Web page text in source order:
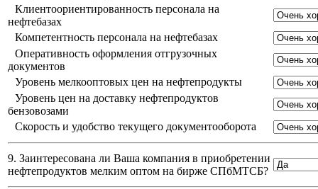
Клиентоориентированность персонала на
нефтебазах
Компетентность персонала на нефтебазах
Оперативность оформления отгрузочных
документов
Уровень мелкооптовых цен на нефтепродукты
Уровень цен на доставку нефтепродуктов
бензовозами
Скорость и удобство текущего документооборота
9. Заинтересована ли Ваша компания в приобретении
нефтепродуктов мелким оптом на бирже СПбМТСБ?